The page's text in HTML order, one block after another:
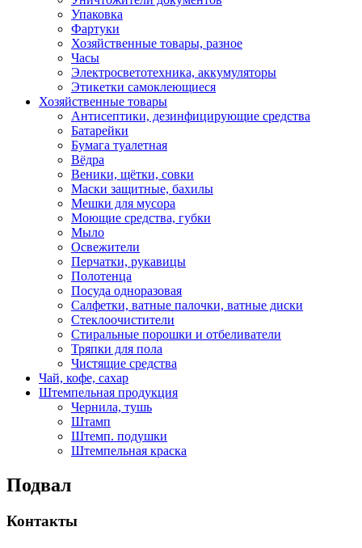
Упаковка
Фартуки
Хозяйственные товары, разное
Часы
Электросветотехника, аккумуляторы
Этикетки самоклеющиеся
Хозяйственные товары
Антисептики, дезинфицирующие средства
Батарейки
Бумага туалетная
Вёдра
Веники, щётки, совки
Маски защитные, бахилы
Мешки для мусора
Моющие средства, губки
Мыло
Освежители
Перчатки, рукавицы
Полотенца
Посуда одноразовая
Салфетки, ватные палочки, ватные диски
Стеклоочистители
Стиральные порошки и отбеливатели
Тряпки для пола
Чистящие средства
Чай, кофе, сахар
Штемпельная продукция
Чернила, тушь
Штамп
Штемп. подушки
Штемпельная краска
Подвал
Контакты